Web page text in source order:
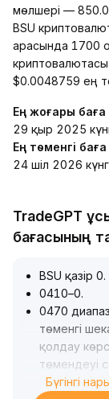
мөлшері —
BSU
арасында 1700
$0.0048759 ең
Ең жоғары баға
29 қыр 2025
Ең төменгі
24 шіл 2026
TradeGPT
бағасының
BSU қазір 0.
0410–0.
0470
төменгі
қолдау
төмендеуі
көрсетеді.
Бүгінгі